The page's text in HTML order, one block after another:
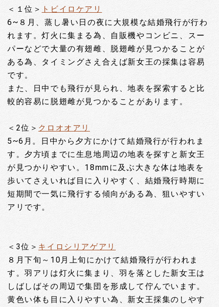
＜１位＞ トビイロケアリ
6~８月、蒸し暑い日の夜に大規模な結婚飛行が行わ
れます。灯火に集まる為、自販機やコンビニ、スー
パーなどで大量の有翅雌、脱翅雌が見つかることが
ある為、タイミングさえ合えば新女王の採集は容易
です。
また、日中でも飛行が見られ、地表を探索すると比
較的容易に脱翅雌が見つかることがあります。
＜2位＞ クロオオアリ
5~6月。日中から夕方にかけて結婚飛行が行われま
す。夕方頃までに生息地周辺の地表を探すと新女王
が見つかりやすい。18mmに及ぶ大きな体は地表を
歩いてさえいれば目に入りやすく、結婚飛行時期に
短期間で一気に飛行する傾向がある為、狙いやすい
アリです。
＜3位＞ キイロシリアゲアリ
８月下旬～10月上旬にかけて結婚飛行が行われま
す。羽アリは灯火に集まり、羽を落とした新女王は
しばしばその周辺で集団を形成して佇んでいます。
黄色い体も目に入りやすい為、新女王採集のしやす